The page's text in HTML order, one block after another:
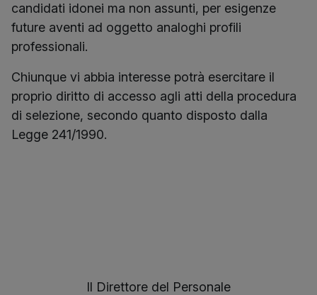
candidati idonei ma non assunti, per esigenze
future aventi ad oggetto analoghi profili
professionali.
Chiunque vi abbia interesse potrà esercitare il
proprio diritto di accesso agli atti della procedura
di selezione, secondo quanto disposto dalla
Legge 241/1990.
Il Direttore del Personale